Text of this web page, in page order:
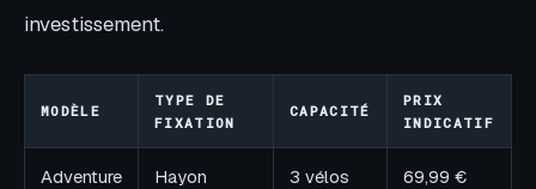
investissement.
MODÈLE
TYPE DE
FIXATION
CAPACITÉ
PRIX
INDICATIF
Adventure
Hayon 3 vélos 69,99 €